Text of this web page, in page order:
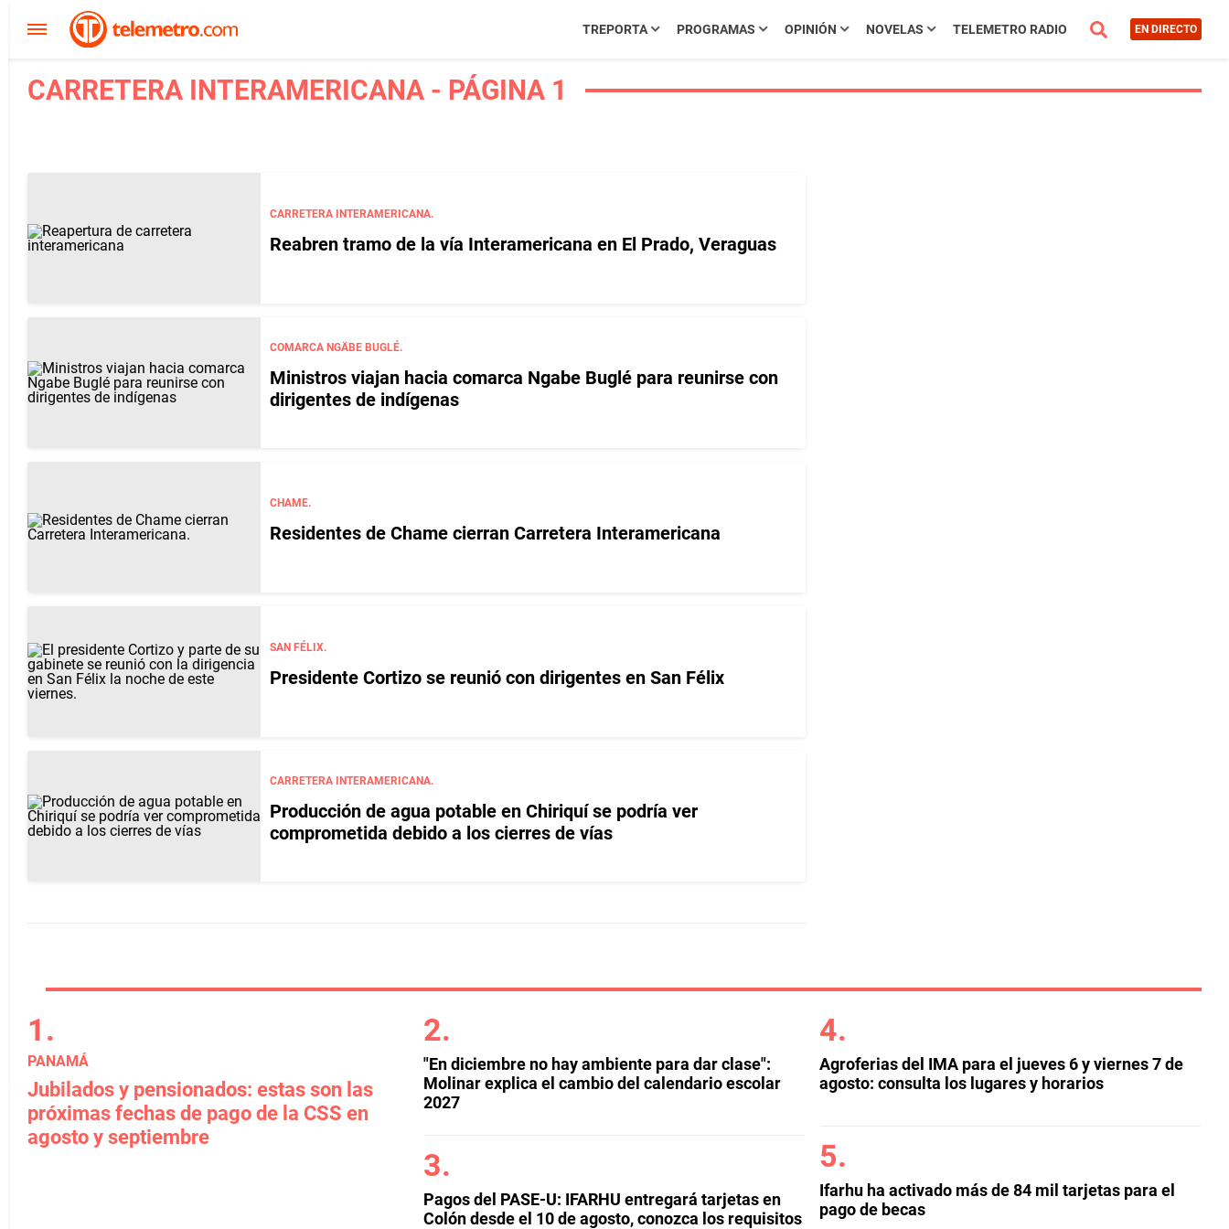
TREPORTA PROGRAMAS OPINIÓN NOVELAS TELEMETRO RADIO EN DIRECTO
CARRETERA INTERAMERICANA - PÁGINA 1
CARRETERA INTERAMERICANA.
Reabren tramo de la vía Interamericana en El Prado, Veraguas
COMARCA NGÄBE BUGLÉ.
Ministros viajan hacia comarca Ngabe Buglé para reunirse con
dirigentes de indígenas
CHAME.
Residentes de Chame cierran Carretera Interamericana
SAN FÉLIX.
Presidente Cortizo se reunió con dirigentes en San Félix
CARRETERA INTERAMERICANA.
Producción de agua potable en Chiriquí se podría ver
comprometida debido a los cierres de vías
PANAMÁ
Jubilados y pensionados: estas son las
próximas fechas de pago de la CSS en
agosto y septiembre
"En diciembre no hay ambiente para dar clase":
Molinar explica el cambio del calendario escolar
2027
Pagos del PASE-U: IFARHU entregará tarjetas en
Colón desde el 10 de agosto, conozca los requisitos
Agroferias del IMA para el jueves 6 y viernes 7 de
agosto: consulta los lugares y horarios
Ifarhu ha activado más de 84 mil tarjetas para el
pago de becas